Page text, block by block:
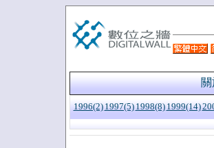
關
1996(2) 1997(5) 1998(8) 1999(14)